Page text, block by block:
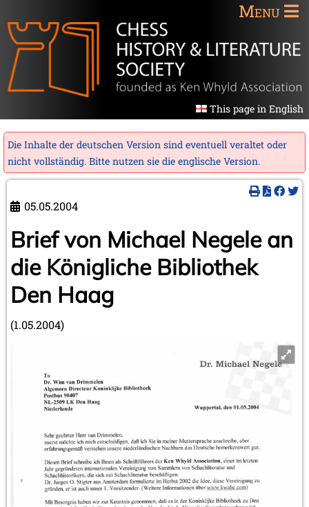
Menu
This page in English
Die Inhalte der deutschen Version sind eventuell veraltet oder
nicht vollständig. Bitte nutzen sie die englische Version.
05.05.2004
Brief von Michael Negele an
die Königliche Bibliothek
Den Haag
(1.05.2004)